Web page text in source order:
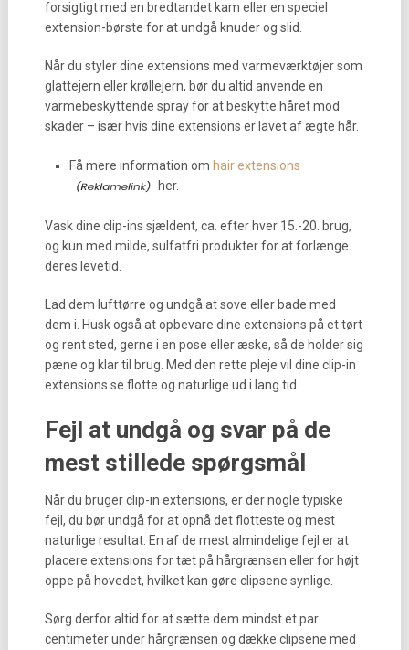
forsigtigt med en bredtandet kam eller en speciel
extension-børste for at undgå knuder og slid.
Når du styler dine extensions med varmeværktøjer som
glattejern eller krøllejern, bør du altid anvende en
varmebeskyttende spray for at beskytte håret mod
skader – især hvis dine extensions er lavet af ægte hår.
Få mere information om hair extensions
her.
Vask dine clip-ins sjældent, ca. efter hver 15.-20. brug,
og kun med milde, sulfatfri produkter for at forlænge
deres levetid.
Lad dem lufttørre og undgå at sove eller bade med
dem i. Husk også at opbevare dine extensions på et tørt
og rent sted, gerne i en pose eller æske, så de holder sig
pæne og klar til brug. Med den rette pleje vil dine clip-in
extensions se flotte og naturlige ud i lang tid.
Fejl at undgå og svar på de
mest stillede spørgsmål
Når du bruger clip-in extensions, er der nogle typiske
fejl, du bør undgå for at opnå det flotteste og mest
naturlige resultat. En af de mest almindelige fejl er at
placere extensions for tæt på hårgrænsen eller for højt
oppe på hovedet, hvilket kan gøre clipsene synlige.
Sørg derfor altid for at sætte dem mindst et par
centimeter under hårgrænsen og dække clipsene med